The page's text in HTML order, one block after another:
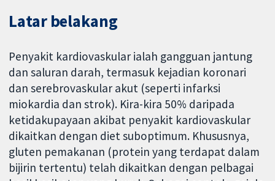
Latar belakang
Penyakit kardiovaskular ialah gangguan jantung
dan saluran darah, termasuk kejadian koronari
dan serebrovaskular akut (seperti infarksi
miokardia dan strok). Kira-kira 50% daripada
ketidakupayaan akibat penyakit kardiovaskular
dikaitkan dengan diet suboptimum. Khususnya,
gluten pemakanan (protein yang terdapat dalam
bijirin tertentu) telah dikaitkan dengan pelbagai